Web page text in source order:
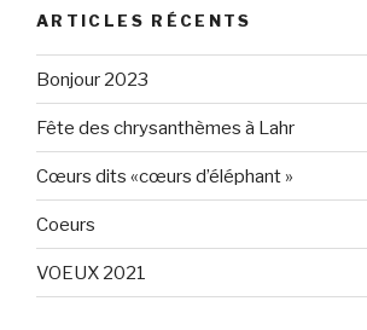
Eléphant-
Gris-
160596147294205
sur
Facebook
elephantgris
sur
Twitter
ARTICLES RÉCENTS
Bonjour 2023
Fête des chrysanthèmes à Lahr
Cœurs dits «cœurs d’éléphant »
Coeurs
VOEUX 2021